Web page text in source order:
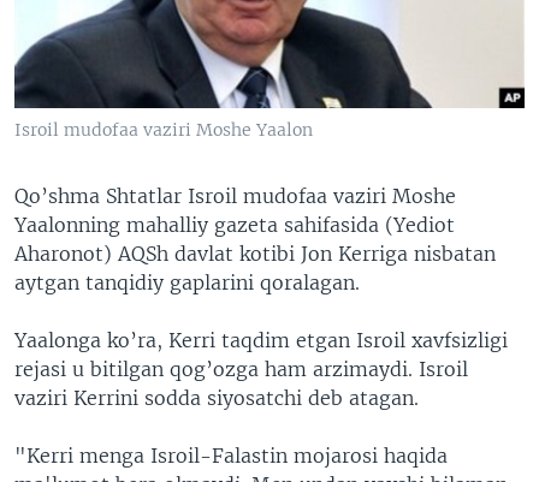
VIDEO
XABARLAR SURATLARDA
ODNOKLASSNIKI
TWITTER
Isroil mudofaa vaziri Moshe Yaalon
Qo’shma Shtatlar Isroil mudofaa vaziri Moshe
Yaalonning mahalliy gazeta sahifasida (Yediot
Aharonot) AQSh davlat kotibi Jon Kerriga nisbatan
aytgan tanqidiy gaplarini qoralagan.
Yaalonga ko’ra, Kerri taqdim etgan Isroil xavfsizligi
rejasi u bitilgan qog’ozga ham arzimaydi. Isroil
vaziri Kerrini sodda siyosatchi deb atagan.
"Kerri menga Isroil-Falastin mojarosi haqida